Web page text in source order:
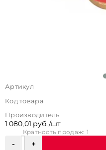
Артикул
Код товара
Производитель
1 080,01 руб./шт
Кратность продаж: 1